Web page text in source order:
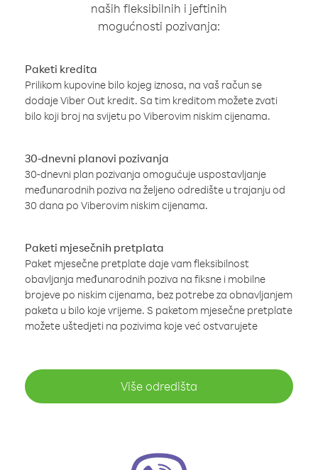
naših fleksibilnih i jeftinih
mogućnosti pozivanja:
Paketi kredita
Prilikom kupovine bilo kojeg iznosa, na vaš račun se
dodaje Viber Out kredit. Sa tim kreditom možete zvati
bilo koji broj na svijetu po Viberovim niskim cijenama.
30-dnevni planovi pozivanja
30-dnevni plan pozivanja omogućuje uspostavljanje
međunarodnih poziva na željeno odredište u trajanju od
30 dana po Viberovim niskim cijenama.
Paketi mjesečnih pretplata
Paket mjesečne pretplate daje vam fleksibilnost
obavljanja međunarodnih poziva na fiksne i mobilne
brojeve po niskim cijenama, bez potrebe za obnavljanjem
paketa u bilo koje vrijeme. S paketom mjesečne pretplate
možete uštedjeti na pozivima koje već ostvarujete
Više odredišta